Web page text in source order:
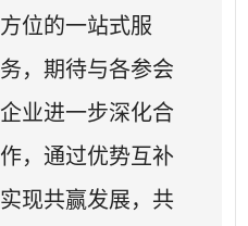
方位的一站式服
务，期待与各参会
企业进一步深化合
作，通过优势互补
实现共赢发展，共